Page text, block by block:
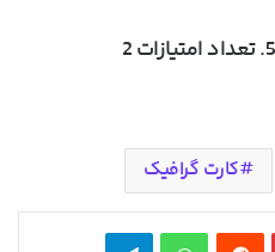
2
کارت گرافیک
‫پین‌ترست‫رددیت واتس آپ تلگرام